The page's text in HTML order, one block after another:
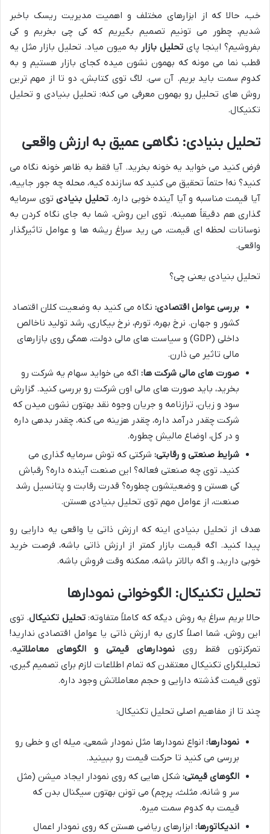
خب، حالا که از ابزارهای مختلف و اهمیت مدیریت ریسک باخبر
شدیم، چطور می تونیم تصمیم بگیریم که کی چی بخریم و کی
بفروشیم؟ اینجا پایتحلیل بازار به میون میاد. تحلیل بازار مثل یه
قطب نما می مونه که بهمون نشون میده کجای بازار هستیم و به
کدوم سمت باید بریم. آن سی. لاگ توی کتابش، دو تا از مهم ترین
روش های تحلیل رو بهمون معرفی می کنه: تحلیل بنیادی و تحلیل
تکنیکال.
تحلیل بنیادی: نگاهی عمیق به ارزش واقعی
فرض کنید می خواید یه خونه بخرید. آیا فقط به ظاهر خونه نگاه می
کنید؟ نه! حتماً تحقیق می کنید که سازنده کیه، محله چه جور جاییه،
آیا قیمت مناسبه و آیا آینده خوبی داره.تحلیل بنیادیتوی سرمایه
گذاری هم دقیقاً همینه. توی این روش، شما به جای نگاه کردن به
نوسانات لحظه ای قیمت، می رید سراغ ریشه ها و عوامل تاثیرگذار
واقعی.
تحلیل بنیادی یعنی چی؟
بررسی عوامل اقتصادی: نگاه می کنید به وضعیت کلان اقتصاد
کشور و جهان. نرخ بهره، تورم، نرخ بیکاری، رشد تولید ناخالص
داخلی (GDP) و سیاست های مالی دولت، همگی روی بازارهای
مالی تاثیر می ذارن.
صورت های مالی شرکت ها: اگه می خواید سهام یه شرکت رو
بخرید، باید صورت های مالی اون شرکت رو بررسی کنید. گزارش
سود و زیان، ترازنامه و جریان وجوه نقد بهتون نشون میدن که
شرکت چقدر درآمد داره، چقدر هزینه می کنه، چقدر بدهی داره
و در کل، اوضاع مالیش چطوره.
شرایط صنعتی و رقابتی: شرکتی که توش سرمایه گذاری می
کنید، توی چه صنعتی فعاله؟ این صنعت آینده داره؟ رقباش
کی هستن و وضعیتشون چطوره؟ قدرت رقابت و پتانسیل رشد
صنعت، از عوامل مهم توی تحلیل بنیادی هستن.
هدف از تحلیل بنیادی اینه که ارزش ذاتی یا واقعی یه دارایی رو
پیدا کنید. اگه قیمت بازار کمتر از ارزش ذاتی باشه، فرصت خرید
خوبی دارید، و اگه بالاتر باشه، ممکنه وقت فروش باشه.
تحلیل تکنیکال: الگوخوانی نمودارها
حالا بریم سراغ یه روش دیگه که کاملاً متفاوته:تحلیل تکنیکال. توی
این روش، شما اصلاً کاری به ارزش ذاتی یا عوامل اقتصادی ندارید!
تمرکزتون فقط روی نمودارهای قیمتی و الگوهای معاملاتیه.
تحلیلگرای تکنیکال معتقدن که تمام اطلاعات لازم برای تصمیم گیری،
توی قیمت گذشته دارایی و حجم معاملاتش وجود داره.
چند تا از مفاهیم اصلی تحلیل تکنیکال:
نمودارها: انواع نمودارها مثل نمودار شمعی، میله ای و خطی رو
بررسی می کنید تا حرکت قیمت رو ببینید.
الگوهای قیمتی: شکل هایی که روی نمودار ایجاد میشن (مثل
سر و شانه، مثلث، پرچم) می تونن بهتون سیگنال بدن که
قیمت به کدوم سمت میره.
اندیکاتورها: ابزارهای ریاضی هستن که روی نمودار اعمال